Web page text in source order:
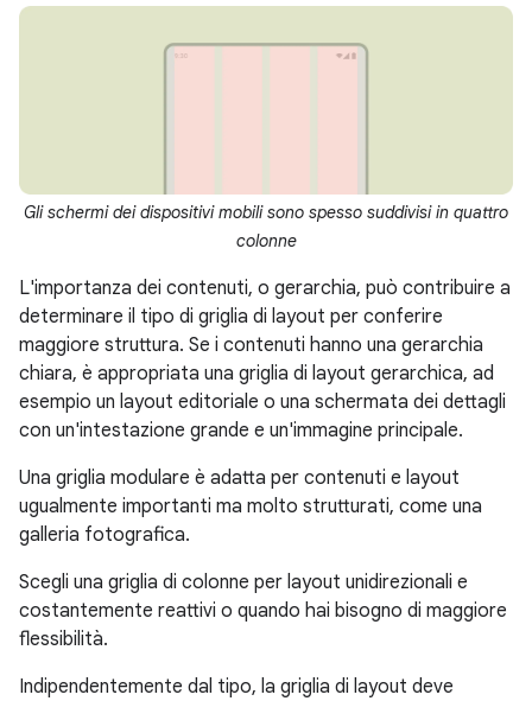
Gli schermi dei dispositivi mobili sono spesso suddivisi in quattro
colonne
L'importanza dei contenuti, o gerarchia, può contribuire a
determinare il tipo di griglia di layout per conferire
maggiore struttura. Se i contenuti hanno una gerarchia
chiara, è appropriata una griglia di layout gerarchica, ad
esempio un layout editoriale o una schermata dei dettagli
con un'intestazione grande e un'immagine principale.
Una griglia modulare è adatta per contenuti e layout
ugualmente importanti ma molto strutturati, come una
galleria fotografica.
Scegli una griglia di colonne per layout unidirezionali e
costantemente reattivi o quando hai bisogno di maggiore
flessibilità.
Indipendentemente dal tipo, la griglia di layout deve